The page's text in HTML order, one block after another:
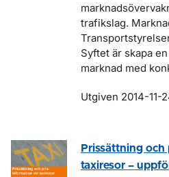
trafikslag.
Syftet är skapa
marknad med
Utgiven 2014-11-
Prissättning
taxiresor –